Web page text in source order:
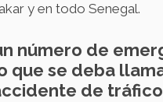
y en todo Senegal.
número de
que se deba
de